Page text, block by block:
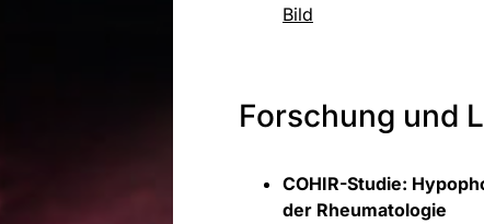
Bild
Forschung und
COHIR-Studie:
der Rheumatologie